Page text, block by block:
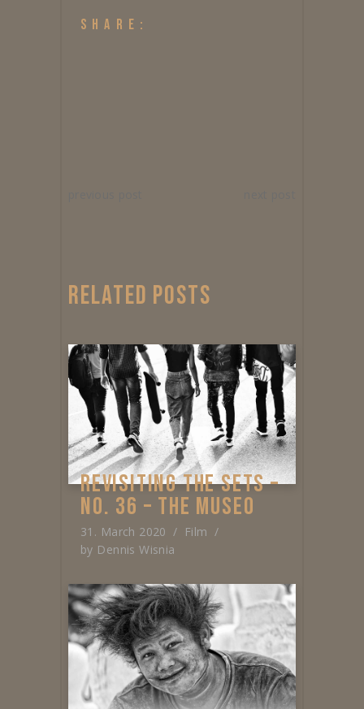
SHARE:
RELATED POSTS
REVISITING THE SETS –
NO. 36 – THE MUSEO
31. March 2020
Film
by Dennis Wisnia